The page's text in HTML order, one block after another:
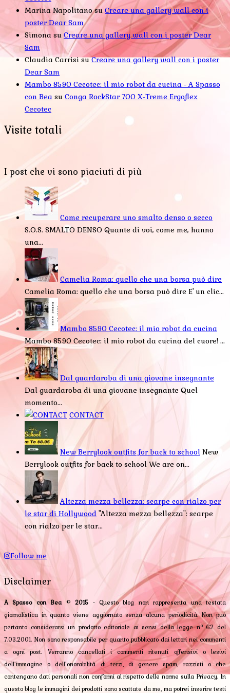
Marina Napolitanosu Creare una gallery wall con i
poster Dear Sam
Simona su Creare una gallery wall con i poster Dear
Sam
Claudia CarrisisuCreare una gallery wall con i poster
Dear Sam
Mambo 8590 Cecotec: il mio robot da cucina - A Spasso
con Bea su Conga RockStar 700 X-Treme Ergoflex
Cecotec
Visite totali
I post che vi sono piaciuti di più
Come recuperare uno smalto denso o secco
S.O.S. SMALTO DENSO Quante di voi, come me, hanno
una...
Camelia Roma: quello che una borsa può dire
Camelia Roma: quello che una borsa può dire E' un clic...
Mambo 8590 Cecotec: il mio robot da cucina
Mambo 8590 Cecotec: il mio robot da cucina del cuore! ...
Dal guardaroba di una giovane insegnante
Dal guardaroba di una giovane insegnante Quel
momento...
CONTACT
New Berrylook outfits for back to school New
Berrylook outfits for back to school We are on...
Altezza mezza bellezza: scarpe con rialzo per
le star di Hollywood "Altezza mezza bellezza": scarpe
con rialzo per le star...
Follow me
Disclaimer
A Spasso con Bea©2015 - Questo blog non rappresenta una testata
giornalistica in quanto viene aggiornato senza alcuna periodicità. Non può
pertanto considerarsi un prodotto editoriale ai sensi della legge n° 62 del
7.03.2001. Non sono responsabile per quanto pubblicato dai lettori nei commenti
a ogni post. Verranno cancellati i commenti ritenuti offensivi o lesivi
dell’immagine o dell’onorabilità di terzi, di genere spam, razzisti o che
contengano dati personali non conformi al rispetto delle norme sulla Privacy. In
questo blog le immagini dei prodotti sono scattate da me, ma potrei inserire testi